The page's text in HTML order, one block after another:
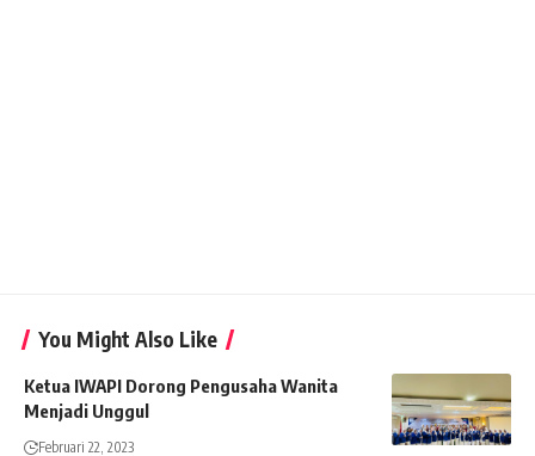
You Might Also Like
Ketua IWAPI Dorong Pengusaha Wanita
Menjadi Unggul
Februari 22, 2023